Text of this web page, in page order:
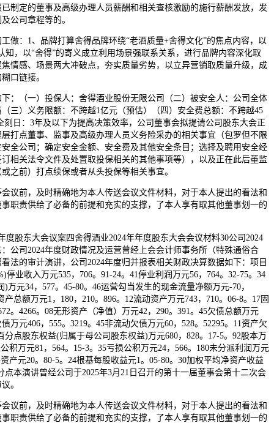
定的董事及高级办理人员薪酬和相关查核激励的施行薪酬发放，发
公司章程等的。
：1、品牌打算舍得品牌环绕“老酒质量+舍得文化”的焦点内容，以
知，以“舍得”的寄义成立利用场景强联系关系，进行品牌内容深化取
情感、场景两大冲破点，夯实质量劣势，以立异营销取质量升级，成
口链接。
（一）投保人：舍得酒业股份无限公司（二）被安全人：公司全体
三）义务限额：不跨越1亿元（预估）（四）安全费总额：不跨越45
刻日：3年及以下为提高决策效率，公司董事会拟提请公司股东大会正
打点董事、监事及高级办理人员义务险采办的相关事宜（包罗但不限
全公司；确定安全金额、安全费及其他安全条目；选择及聘用安全经
相关法令文件及处置取投保相关的其他事项等），以及正在此后董监
之前）打点续保或者从头投保等相关事宜。
前，及时精确地为本人传送会议文件材料，对于本人提出的看法和
职责供给了必备的前提和充实的支撑，了本人享有取其他董事划一的
股东大会议案四舍得酒业2024年年度股东大会会议材料30公司2024
公司2024年度财政情况及运营曾经上会会计师事务所（特殊通俗合
法的审计演讲，公司2024年度归并报表相关财政决算数据如下：项目
停业收入万元535，706。91-24。41停业利润万元56，764。32-75。34
万元34，577。45-80。46运营勾当发生的现金流量净额万元-70，
产总额万元1，180，210。896。12流动资产万元743，710。06-8。17固
。4266。08无形资产（净值）万元42，290。391。45欠债总额万元
万元406，555。3219。45非流动欠债万元60，528。52295。11资产欠
分点股东权益(归属于母公司股东权益)万元680，828。17-5。92股本万
积万元81，564。15-3。35亏损公积万元24，566。180未分派利润万元
产元20。80-5。24根基每股收益元1。05-80。30加权平均净资产收益
点本演讲曾经公司于2025年3月21日召开的第十一届董事会第十二次会
。
前，及时精确地为本人传送会议文件材料，对于本人提出的看法和
职责供给了必备的前提和充实的支撑，了本人享有取其他董事划一的